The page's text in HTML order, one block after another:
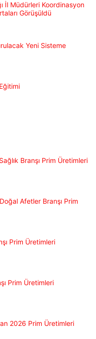
İl Müdürleri Koordinasyon
Görüşüldü
Yeni Sisteme
Branşı Prim Üretimleri
Afetler Branşı Prim
Prim Üretimleri
Prim Üretimleri
2026 Prim Üretimleri